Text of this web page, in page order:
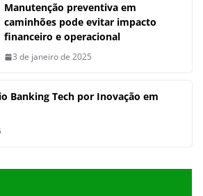
Manutenção preventiva em
caminhões pode evitar impacto
financeiro e operacional
3 de janeiro de 2025
Banking Tech por Inovação em